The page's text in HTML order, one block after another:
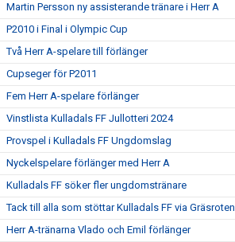
Martin Persson ny assisterande tränare i Herr A
P2010 i Final i Olympic Cup
Två Herr A-spelare till förlänger
Cupseger för P2011
Fem Herr A-spelare förlänger
Vinstlista Kulladals FF Jullotteri 2024
Provspel i Kulladals FF Ungdomslag
Nyckelspelare förlänger med Herr A
Kulladals FF söker fler ungdomstränare
Tack till alla som stöttar Kulladals FF via Gräsroten
Herr A-tränarna Vlado och Emil förlänger